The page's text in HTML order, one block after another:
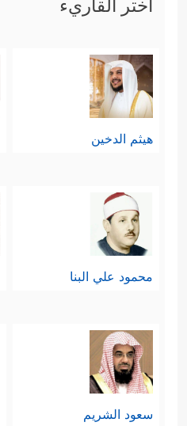
اختر القاريء
هيثم الدخين
محمود علي البنا
سعود الشريم